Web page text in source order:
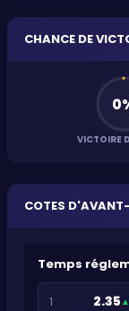
CHANCE DE
0
VICTOIRE
COTES
Temps
1 2.35 ▲